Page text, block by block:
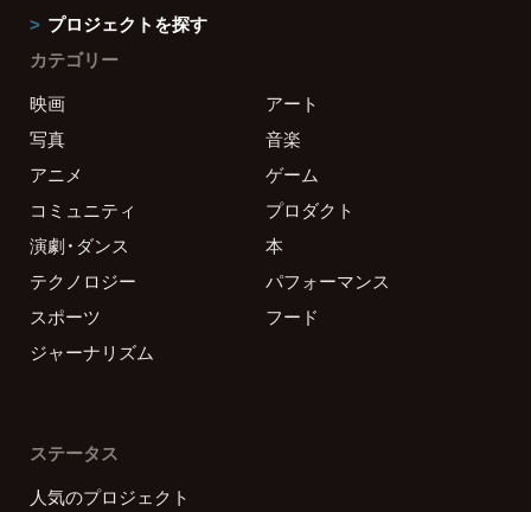
プロジェクトを探す
カテゴリー
映画
アート
写真
音楽
アニメ
ゲーム
コミュニティ
プロダクト
演劇・ダンス
本
テクノロジー
パフォーマンス
スポーツ
フード
ジャーナリズム
ステータス
人気のプロジェクト